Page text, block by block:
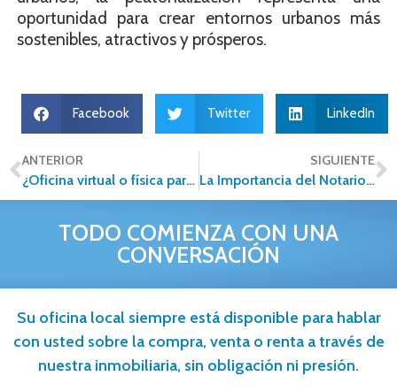
oportunidad para crear entornos urbanos más
sostenibles, atractivos y prósperos.
Facebook Twitter LinkedIn
ANTERIOR
¿Oficina virtual o física para mi inmobiliaria?
SIGUIENTE
La Importancia del Notario Público en la Traslación de Bienes Inmuebles
TODO COMIENZA CON UNA
CONVERSACIÓN
Su oficina local siempre está disponible para hablar
con usted sobre la compra, venta o renta a través de
nuestra inmobiliaria, sin obligación ni presión.